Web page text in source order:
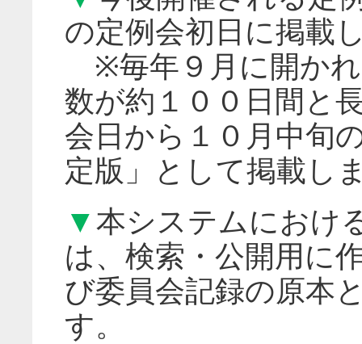
の定例会初日に掲載
※毎年９月に開かれ
数が約１００日間と
会日から１０月中旬
定版」として掲載し
▼本システムにおけ
は、検索・公開用に
び委員会記録の原本
す。